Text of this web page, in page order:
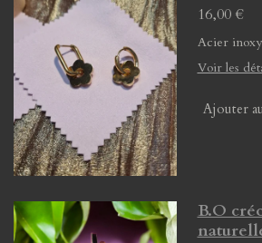
16,00 €
Acier
Voir les
Ajouter
B.O